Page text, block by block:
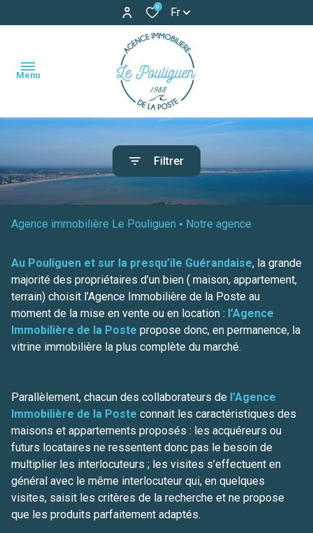
0 Fr
Menu
ventes
appartements
autres
appartements
de
vacances
estimation
notre
contact
Filtrer
Agence immobilière Le Pouliguen Notre agence
Au Pouliguen et sur la presqu’ile Guérandaise, la grande
majorité des propriétaires d’un bien ( maison, appartement,
terrain) choisit l’Agence Immobilière de la Poste au
moment de la mise en vente ou en location : l’Agence
Immobilière de la Poste propose donc, en permanence, la
vitrine immobilière la plus complète du marché.
Parallèlement, chacun des collaborateurs de l’Agence
Immobilière de la Poste connait les caractéristiques des
maisons et appartements proposés : les acquéreurs ou
futurs locataires ne ressentent donc pas le besoin de
multiplier les interlocuteurs ; les visites s’effectuent en
général avec le même interlocuteur qui, en quelques
visites, saisit les critères de la recherche et ne propose
que les produits parfaitement adaptés.